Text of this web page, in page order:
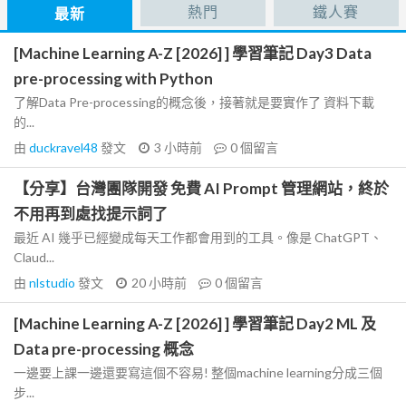
最新 熱門 鐵人賽
[Machine Learning A-Z [2026] ] 學習筆記 Day3 Data
pre-processing with Python
了解Data Pre-processing的概念後，接著就是要實作了 資料下載
的...
由 duckravel48 發文 3 小時前 0個留言
【分享】台灣團隊開發 免費 AI Prompt 管理網站，終於
不用再到處找提示詞了
最近 AI 幾乎已經變成每天工作都會用到的工具。像是 ChatGPT、
Claud...
由 nlstudio 發文 20 小時前 0個留言
[Machine Learning A-Z [2026] ] 學習筆記 Day2 ML 及
Data pre-processing 概念
一邊要上課一邊還要寫這個不容易! 整個machine learning分成三個
步...